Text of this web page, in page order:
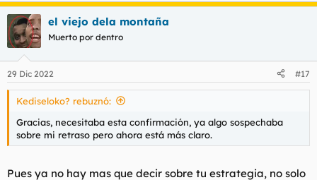
largué.
Ya con la autoestima por el suelo de ser tan subnormal y esto
sumado al engaño de mi pareja me dispuse a pagar a una lumi
(primera vez ) pensando que quien mejor que una profesional
para ahogar mis penas.
Llegué donde la lumi, le pagué, empezamos con un poquito de
mañana (la mejor mamada de mi vida la verdad) total que
después de 30 minutos de reventarme la polla a lametazos no
podido acabar y me deseó Voy a ver si me como un buen
a
c
c
i
e
s
el viejo dela montaña
Muerto por dentro
29 Dic 2022 #17
Kediseloko? rebuznó:
Gracias, necesitaba esta confirmación, ya algo sospechaba
sobre mi retraso pero ahora está más claro.
Pues ya no hay mas que decir sobre tu estrategia, no solo